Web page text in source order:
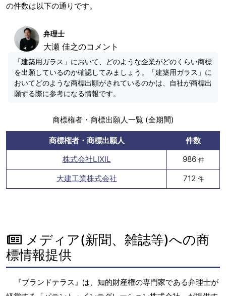
の件数は以下の通りです。
弁理士
大瀬 佳之のコメント
「建築用ガラス」において、どのような企業がどのくらい商標
を出願しているのか確認してみましょう。「建築用ガラス」に
おいてどのような商標出願がされているのかは、自社が商標出
願する際に参考になる情報です。
商標権者・商標出願人一覧 (全期間)
商標権者・商標出願人
件数
株式会社LIXIL
986 件
大建工業株式会社 712 件
メディア(新聞、雑誌等)への商
標情報提供
『ブランドテラス』は、知的財産権の専門家である弁理士が